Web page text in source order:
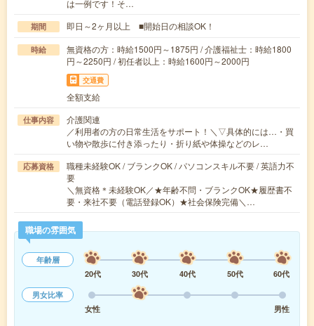
は一例です！そ…
期間 即日～2ヶ月以上 ■開始日の相談OK！
時給
無資格の方：時給1500円～1875円 / 介護福祉士：時給1800
円～2250円 / 初任者以上：時給1600円～2000円
交通費
全額支給
仕事内容
介護関連
／利用者の方の日常生活をサポート！＼▽具体的には…・買
い物や散歩に付き添ったり・折り紙や体操などのレ…
応募資格
職種未経験OK / ブランクOK / パソコンスキル不要 / 英語力不
要
＼無資格＊未経験OK／★年齢不問・ブランクOK★履歴書不
要・来社不要（電話登録OK）★社会保険完備＼…
職場の雰囲気
年齢層
20代
30代 40代 50代
60代
男女比率
女性
男性